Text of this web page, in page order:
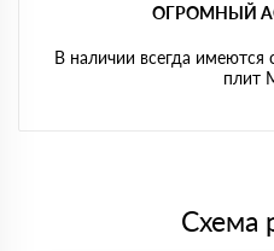
ОГРОМНЫЙ
В наличии всегда
плит
Схема